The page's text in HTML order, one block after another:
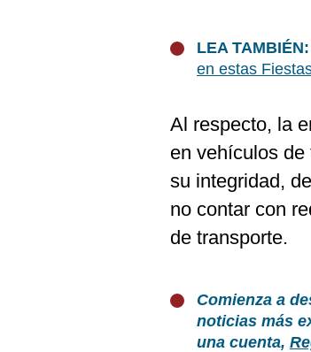
LEA TAMBIÉN:
en estas
Al respecto, la
en vehículos de
su integridad,
no contar con
de transporte.
Comienza a
noticias más
una cuenta,